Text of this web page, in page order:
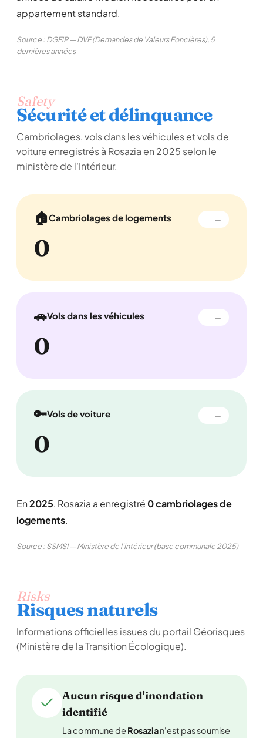
appartement standard.
Source : DGFiP — DVF (Demandes de Valeurs Foncières), 5
dernières années
Safety
Sécurité et délinquance
Cambriolages, vols dans les véhicules et vols de
voiture enregistrés à Rosazia en 2025 selon le
ministère de l'Intérieur.
🏠Cambriolages de logements —
0
🚗Vols dans les véhicules —
0
🔑Vols de voiture —
0
En2025, Rosazia a enregistré 0 cambriolages de
logements.
Source : SSMSI — Ministère de l'Intérieur (base communale 2025)
Risks
Risques naturels
Informations officielles issues du portail Géorisques
(Ministère de la Transition Écologique).
Aucun risque d'inondation
identifié
La commune de Rosazian'est pas soumise